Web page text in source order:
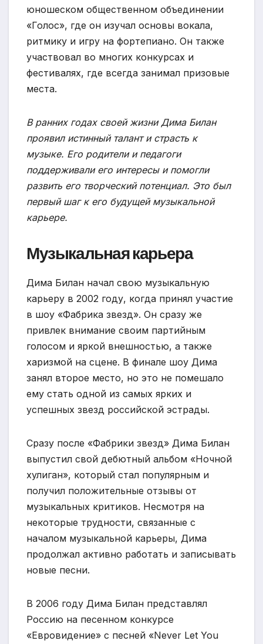
юношеском общественном объединении
«Голос», где он изучал основы вокала,
ритмику и игру на фортепиано. Он также
участвовал во многих конкурсах и
фестивалях, где всегда занимал призовые
места.
В ранних годах своей жизни Дима Билан
проявил истинный талант и страсть к
музыке. Его родители и педагоги
поддерживали его интересы и помогли
развить его творческий потенциал. Это был
первый шаг к его будущей музыкальной
карьере.
Музыкальная карьера
Дима Билан начал свою музыкальную
карьеру в 2002 году, когда принял участие
в шоу «Фабрика звезд». Он сразу же
привлек внимание своим партийным
голосом и яркой внешностью, а также
харизмой на сцене. В финале шоу Дима
занял второе место, но это не помешало
ему стать одной из самых ярких и
успешных звезд российской эстрады.
Сразу после «Фабрики звезд» Дима Билан
выпустил свой дебютный альбом «Ночной
хулиган», который стал популярным и
получил положительные отзывы от
музыкальных критиков. Несмотря на
некоторые трудности, связанные с
началом музыкальной карьеры, Дима
продолжал активно работать и записывать
новые песни.
В 2006 году Дима Билан представлял
Россию на песенном конкурсе
«Евровидение» с песней «Never Let You